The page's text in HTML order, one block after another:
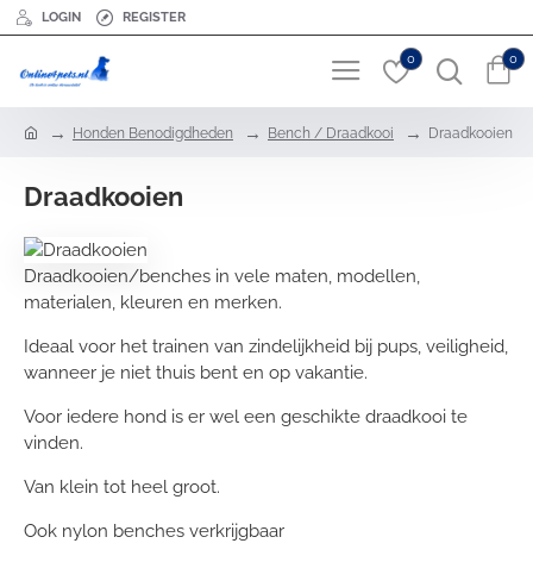
LOGIN REGISTER
0 0
e
Honden Benodigdheden Bench / Draadkooi Draadkooien
Draadkooien
Draadkooien/benches in vele maten, modellen,
materialen, kleuren en merken.
Ideaal voor het trainen van zindelijkheid bij pups, veiligheid,
wanneer je niet thuis bent en op vakantie.
Voor iedere hond is er wel een geschikte draadkooi te
vinden.
Van klein tot heel groot.
Ook nylon benches verkrijgbaar